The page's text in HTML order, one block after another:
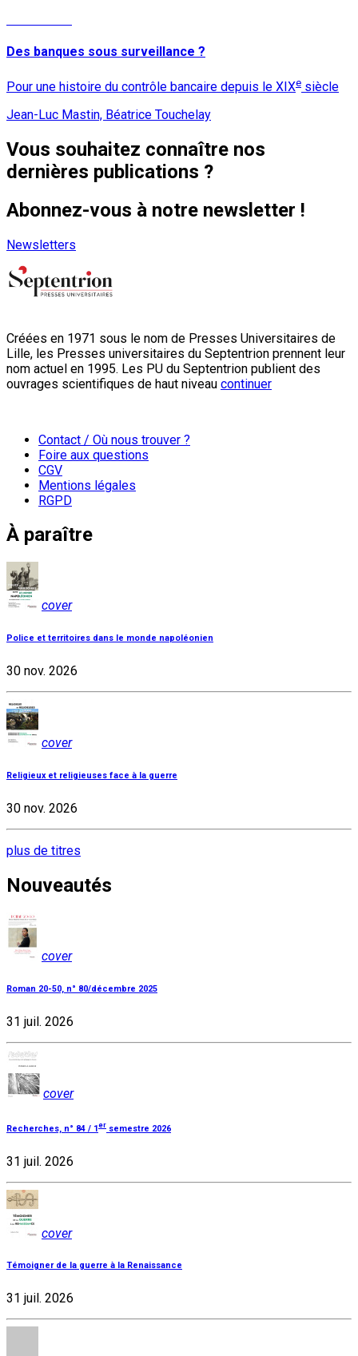
Des banques sous surveillance ?
Pour une histoire du contrôle bancaire depuis le XIXe siècle
Jean-Luc Mastin, Béatrice Touchelay
Vous souhaitez connaître nos
dernières publications ?
Abonnez-vous à notre newsletter !
Newsletters
Créées en 1971 sous le nom de Presses Universitaires de
Lille, les Presses universitaires du Septentrion prennent leur
nom actuel en 1995. Les PU du Septentrion publient des
ouvrages scientifiques de haut niveau continuer
Contact / Où nous trouver ?
Foire aux questions
CGV
Mentions légales
RGPD
À paraître
cover
Police et territoires dans le monde napoléonien
30 nov. 2026
cover
Religieux et religieuses face à la guerre
30 nov. 2026
plus de titres
Nouveautés
cover
Roman 20-50, n° 80/décembre 2025
31 juil. 2026
cover
Recherches, n° 84 / 1er semestre 2026
31 juil. 2026
cover
Témoigner de la guerre à la Renaissance
31 juil. 2026